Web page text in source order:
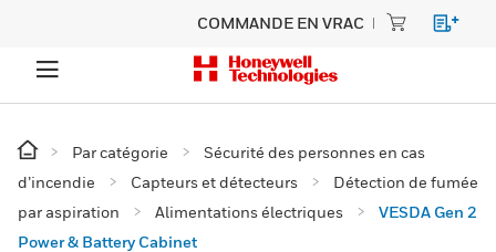
COMMANDE EN VRAC
Par catégorie
Sécurité des personnes en cas
d’incendie
Capteurs et détecteurs
Détection de fumée
par aspiration
Alimentations électriques
VESDA Gen 2
Power & Battery Cabinet